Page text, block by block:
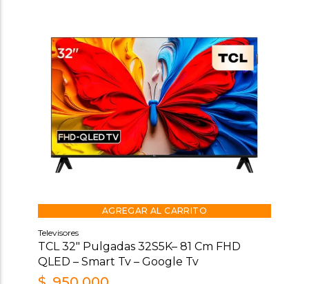
AGREGAR AL CARRITO
Televisores
TCL 32″ Pulgadas 32S5K– 81 Cm FHD
QLED – Smart Tv – Google Tv